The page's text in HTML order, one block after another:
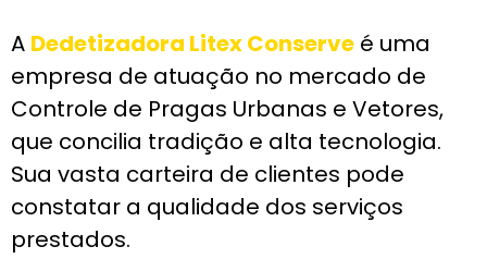
A Dedetizadora Litex Conserve é uma
empresa de atuação no mercado de
Controle de Pragas Urbanas e Vetores,
que concilia tradição e alta tecnologia.
Sua vasta carteira de clientes pode
constatar a qualidade dos serviços
prestados.